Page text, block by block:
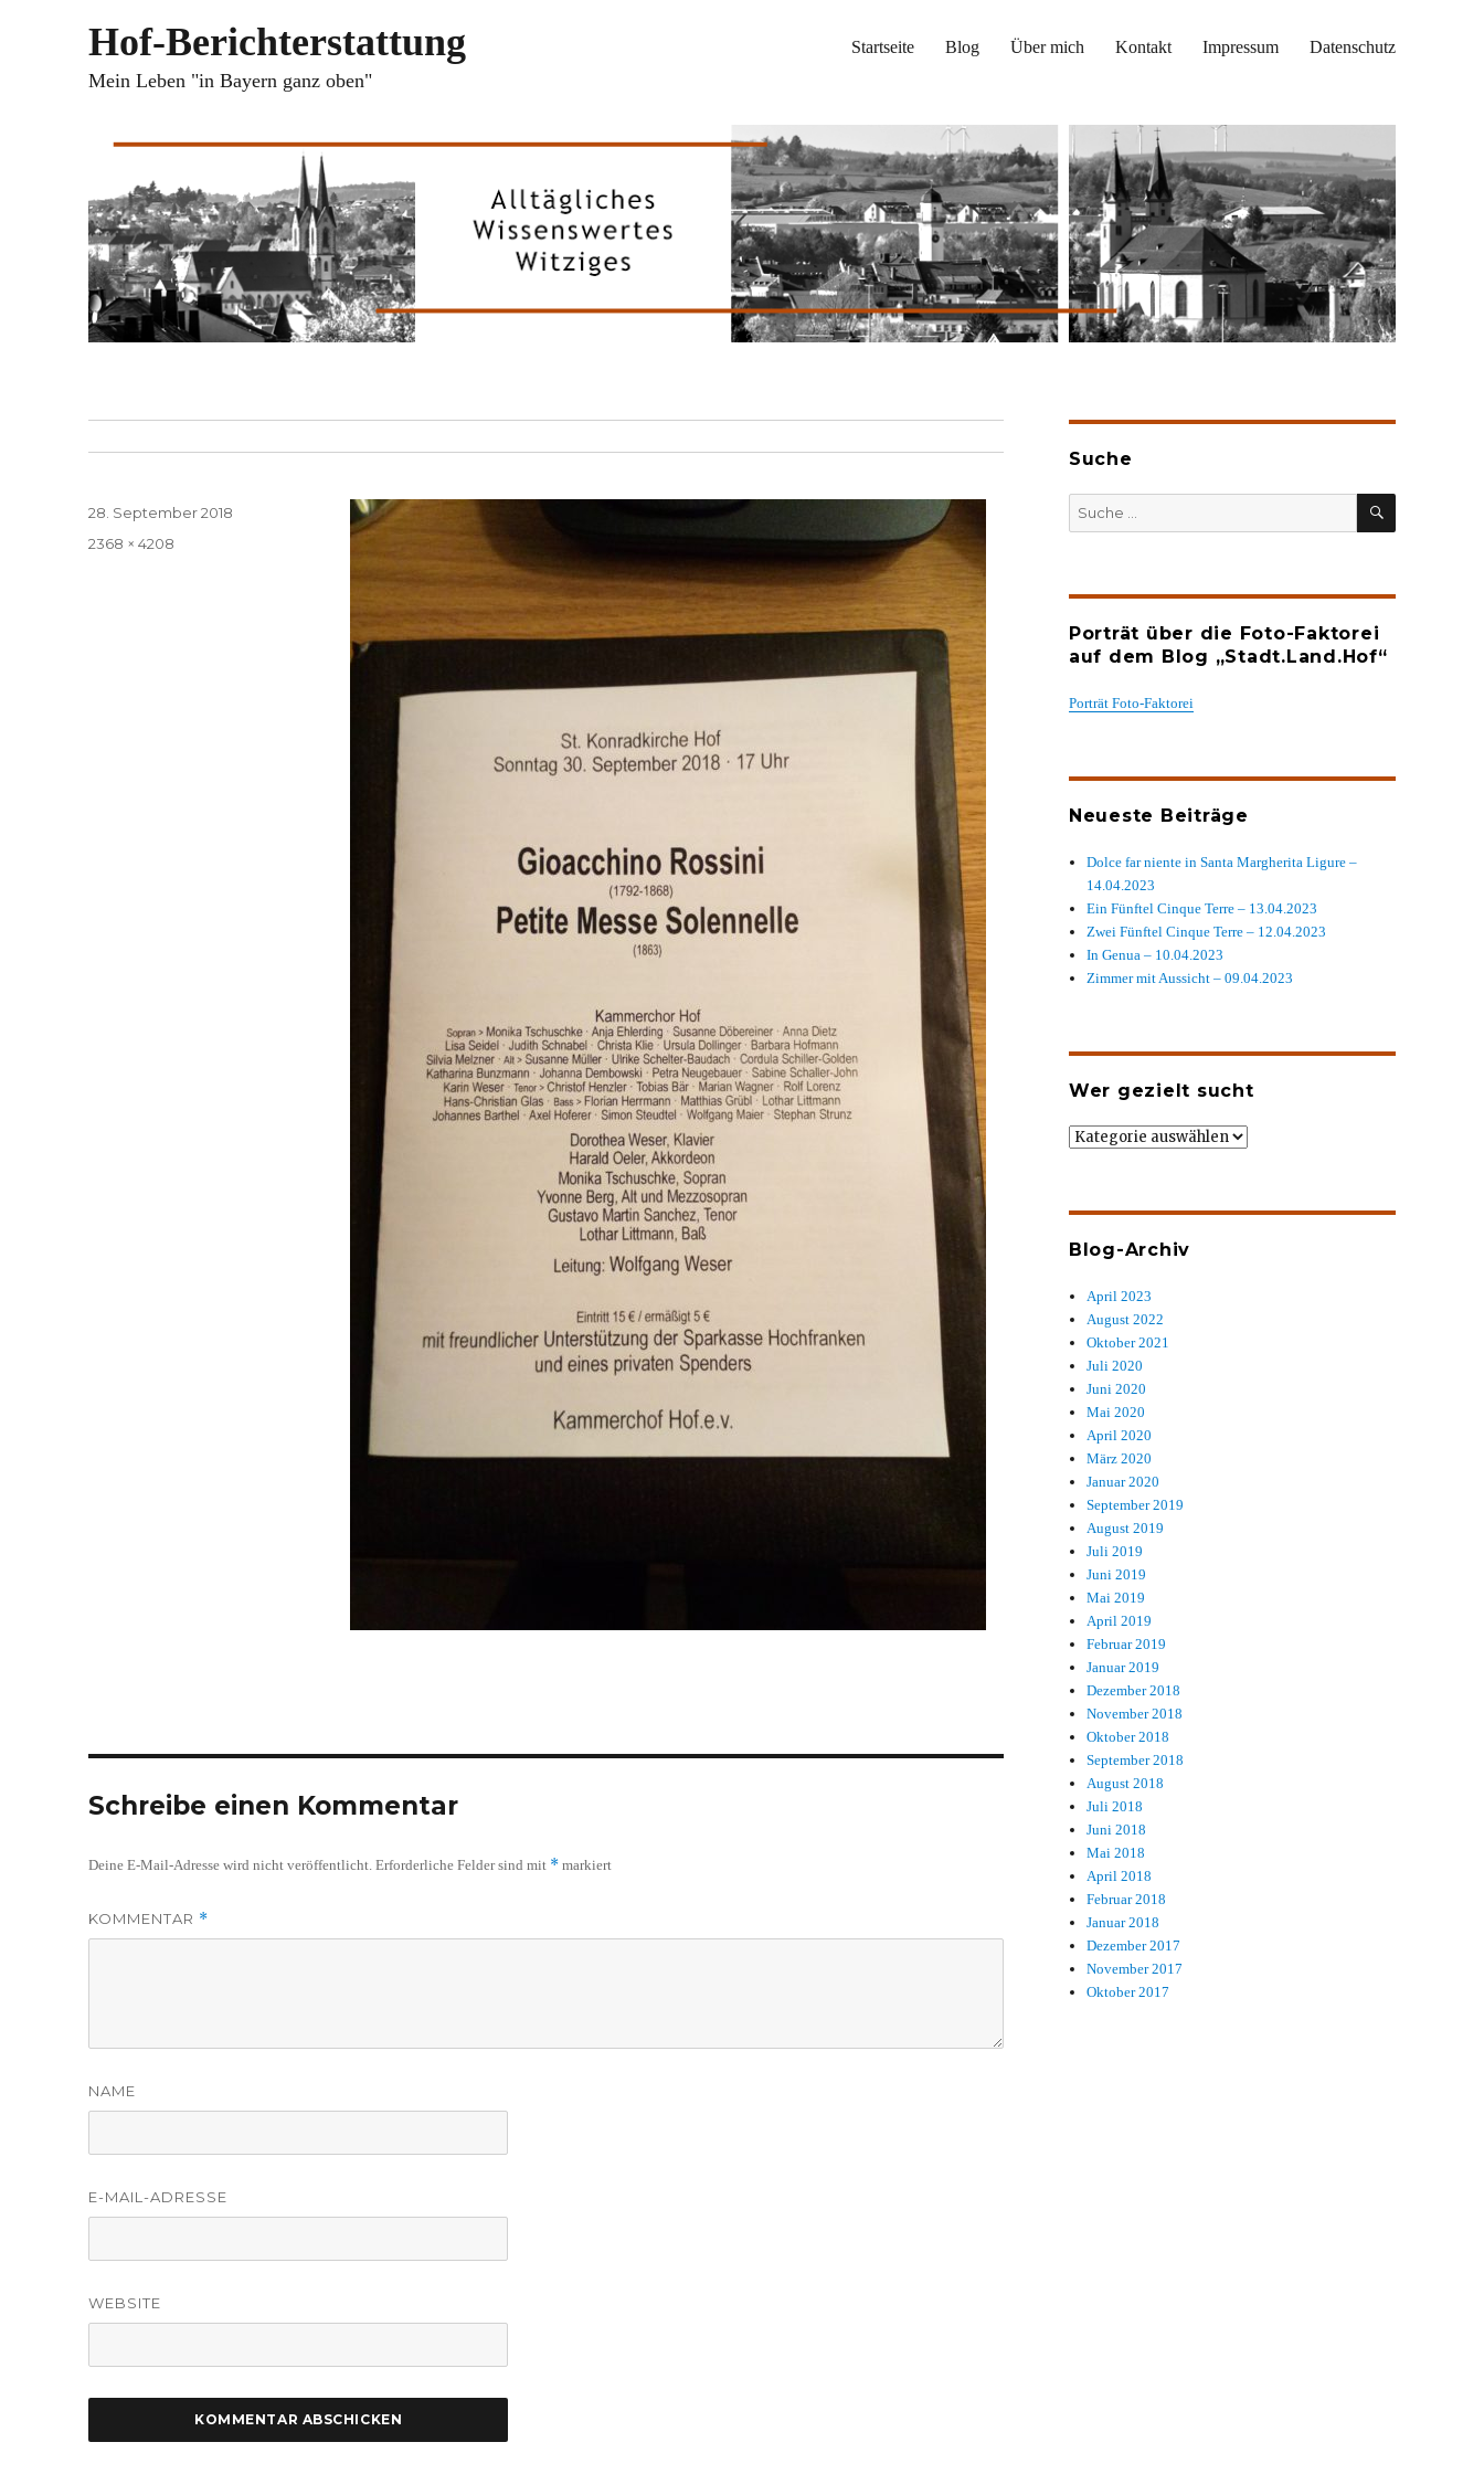
Hof-Berichterstattung
Mein Leben "in Bayern ganz oben"
Startseite Blog Über mich Kontakt Impressum Datenschutz
Veröffentlicht
28. September 2018
Volle
2368 × 4208
Schreibe einen Kommentar
Deine E-Mail-Adresse wird nicht veröffentlicht. Erforderliche Felder sind mit * markiert
KOMMENTAR *
NAME
E-MAIL-ADRESSE
WEBSITE
Suche
SUCHEN
Porträt über die Foto-Faktorei
auf dem Blog „Stadt.Land.Hof“
Porträt Foto-Faktorei
Neueste Beiträge
Dolce far niente in Santa Margherita Ligure –
14.04.2023
Ein Fünftel Cinque Terre – 13.04.2023
Zwei Fünftel Cinque Terre – 12.04.2023
In Genua – 10.04.2023
Zimmer mit Aussicht – 09.04.2023
Wer gezielt sucht
Wer
Blog-Archiv
April 2023
August 2022
Oktober 2021
Juli 2020
Juni 2020
Mai 2020
April 2020
März 2020
Januar 2020
September 2019
August 2019
Juli 2019
Juni 2019
Mai 2019
April 2019
Februar 2019
Januar 2019
Dezember 2018
November 2018
Oktober 2018
September 2018
August 2018
Juli 2018
Juni 2018
Mai 2018
April 2018
Februar 2018
Januar 2018
Dezember 2017
November 2017
Oktober 2017